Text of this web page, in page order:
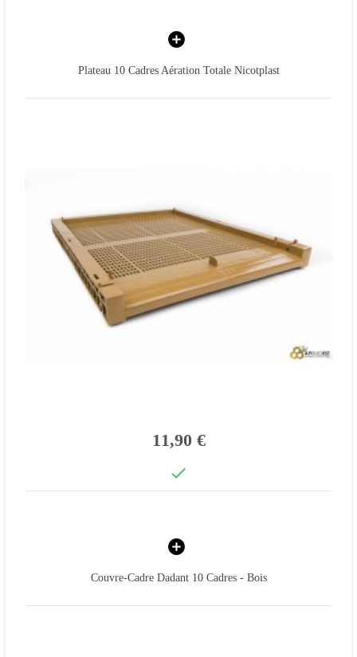
Plateau 10 Cadres Aération Totale Nicotplast
11,90 €

Couvre-Cadre Dadant 10 Cadres - Bois